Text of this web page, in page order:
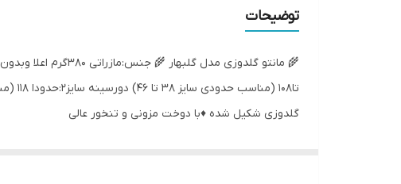
توضیحات
گلدوزی شکیل شده ♦️با دوخت مزونی و تنخور عالی